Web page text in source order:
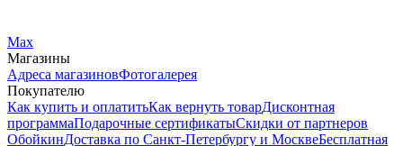
Max
Магазины
Адреса магазиновФотогалерея
Покупателю
Как купить и оплатитьКак вернуть товарДисконтная
программаПодарочные сертификатыСкидки от партнеров
ОбойкинДоставка по Санкт-Петербургу и МосквеБесплатная